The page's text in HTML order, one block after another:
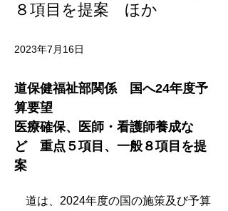
８項目を提案 ほか
2023年7月16日
道保健福祉部関係　国へ24年度予
算要望
医療確保、医師・看護師養成な
ど　重点５項目、一般８項目を提
案
道は、2024年度の国の施策及び予算